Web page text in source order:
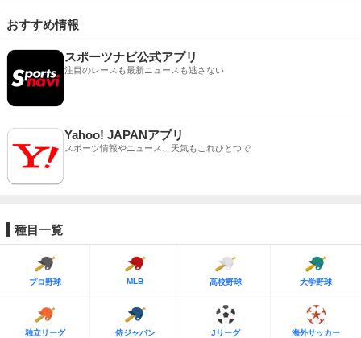
おすすめ情報
スポーツナビ公式アプリ
注目のレースも最新ニュースも逃さない
Yahoo! JAPANアプリ
スポーツ情報やニュース、天気もこれひとつで
種目一覧
プロ野球 MLB 高校野球 大学野球
独立リーグ 侍ジャパン Jリーグ 海外サッカー